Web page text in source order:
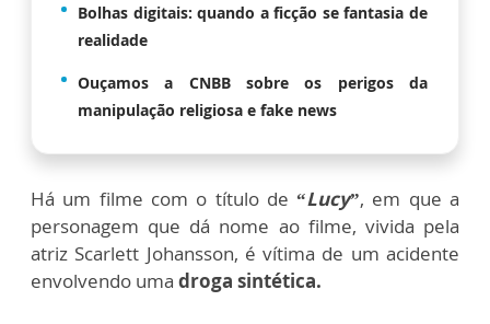
Bolhas digitais: quando a ficção se fantasia de
realidade
Ouçamos a CNBB sobre os perigos da
manipulação religiosa e fake news
Há um filme com o título de“Lucy”, em que a
personagem que dá nome ao filme, vivida pela
atriz Scarlett Johansson, é vítima de um acidente
envolvendo uma droga sintética.